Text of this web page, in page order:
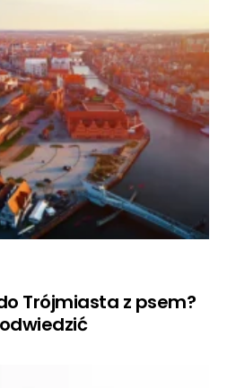
Trójmiasta z psem?